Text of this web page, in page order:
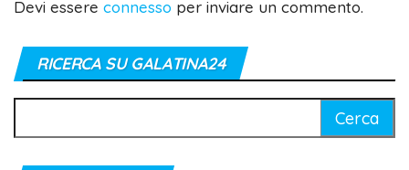
Devi essere connesso per inviare un commento.
RICERCA SU GALATINA24
per: